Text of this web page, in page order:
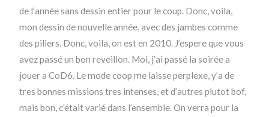
de l’année sans dessin entier pour le coup. Donc, voila,
mon dessin de nouvelle année, avec des jambes comme
des piliers. Donc, voila, on est en 2010. J’espere que vous
avez passé un bon reveillon. Moi, j’ai passé la soirée a
jouer a CoD6. Le mode coop me laisse perplexe, y’a de
tres bonnes missions tres intenses, et d’autres plutot bof,
mais bon, c’était varié dans l’ensemble. On verra pour la